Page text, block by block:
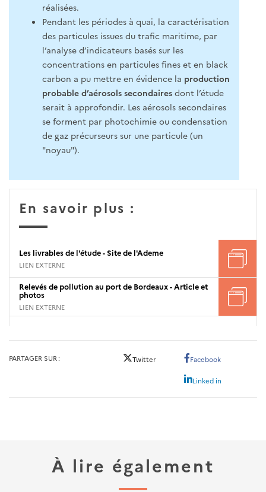
réalisées.
Pendant les périodes à quai, la caractérisation
des particules issues du trafic maritime, par
l’analyse d’indicateurs basés sur les
concentrations en particules fines et en black
carbon a pu mettre en évidence la production
probable d’aérosols secondaires dont l’étude
serait à approfondir. Les aérosols secondaires
se forment par photochimie ou condensation
de gaz précurseurs sur une particule (un
"noyau").
En savoir plus :
Les livrables de l'étude - Site de l'Ademe
LIEN EXTERNE
Relevés de pollution au port de Bordeaux - Article et
photos
LIEN EXTERNE
PARTAGER SUR Twitter Facebook
Linked in
À lire également